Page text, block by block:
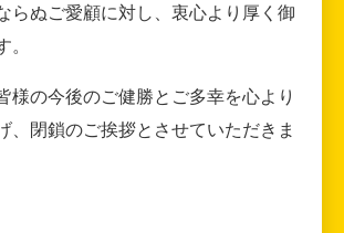
らぬご愛顧に対し、衷心より厚く御
様の今後のご健勝とご多幸を心より
、閉鎖のご挨拶とさせていただきま